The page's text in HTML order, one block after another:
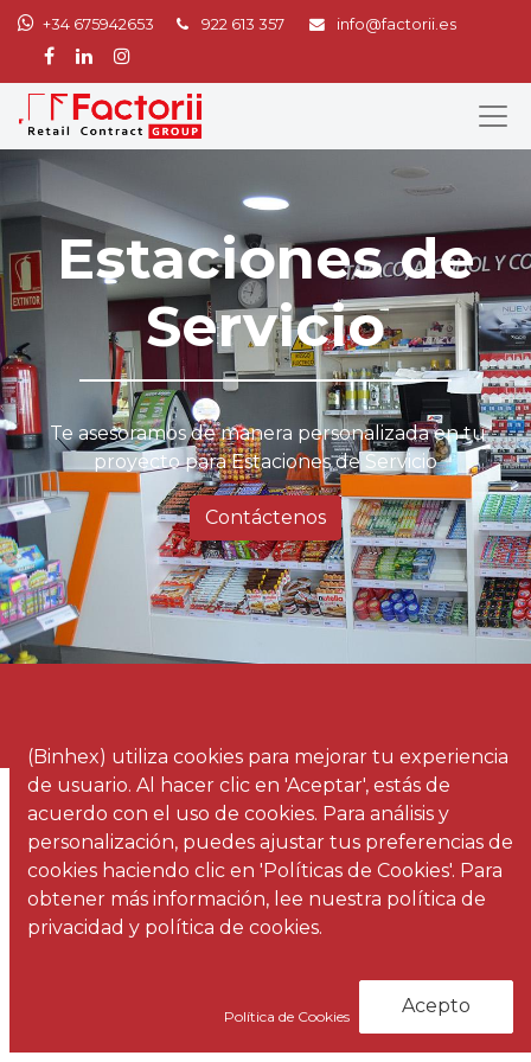
+34 675942653 922 613 357 info@factorii.es
Estaciones de
Servicio
Te asesoramos de manera personalizada en tu
proyecto para Estaciones de Servicio
Contáctenos
(Binhex) utiliza cookies para mejorar tu experiencia
de usuario. Al hacer clic en 'Aceptar', estás de
acuerdo con el uso de cookies. Para análisis y
personalización, puedes ajustar tus preferencias de
cookies haciendo clic en 'Políticas de Cookies'. Para
obtener más información, lee nuestra política de
privacidad y política de cookies.
Política de Cookies Acepto